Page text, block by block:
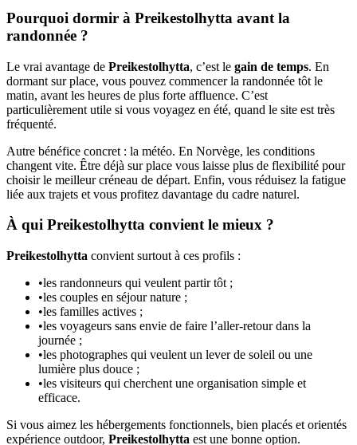
Pourquoi dormir à Preikestolhytta avant la
randonnée ?
Le vrai avantage de Preikestolhytta, c’est le gain de temps. En
dormant sur place, vous pouvez commencer la randonnée tôt le
matin, avant les heures de plus forte affluence. C’est
particulièrement utile si vous voyagez en été, quand le site est très
fréquenté.
Autre bénéfice concret : la météo. En Norvège, les conditions
changent vite. Être déjà sur place vous laisse plus de flexibilité pour
choisir le meilleur créneau de départ. Enfin, vous réduisez la fatigue
liée aux trajets et vous profitez davantage du cadre naturel.
À qui Preikestolhytta convient le mieux ?
Preikestolhytta convient surtout à ces profils :
•les randonneurs qui veulent partir tôt ;
•les couples en séjour nature ;
•les familles actives ;
•les voyageurs sans envie de faire l’aller-retour dans la
journée ;
•les photographes qui veulent un lever de soleil ou une
lumière plus douce ;
•les visiteurs qui cherchent une organisation simple et
efficace.
Si vous aimez les hébergements fonctionnels, bien placés et orientés
expérience outdoor, Preikestolhytta est une bonne option.